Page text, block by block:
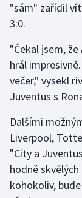
Short track
Sportovní
Stolní tenis
Triatlon
Veslování
"sám" zařídil
3:0.
"Čekal jsem,
hrál
večer," vysekl
Juventus s
Dalšími
Liverpool,
"City a
hodně
kohokoliv,